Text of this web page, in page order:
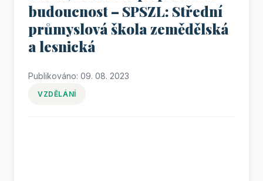
budoucnost – SPSZL: Střední
průmyslová škola zemědělská
a lesnická
Publikováno: 09. 08. 2023
VZDĚLÁNÍ